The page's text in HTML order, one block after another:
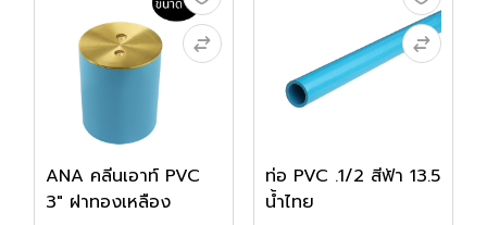
ANA คลีนเอาท์ PVC
3" ฝาทองเหลือง
ท่อ PVC .1/2 สีฟ้า 13.5
น้ำไทย